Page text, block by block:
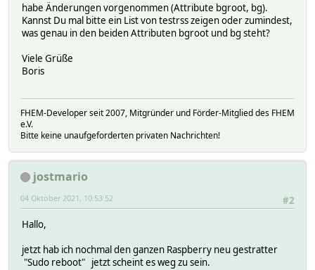
habe Änderungen vorgenommen (Attribute bgroot, bg).
Kannst Du mal bitte ein List von testrss zeigen oder zumindest,
was genau in den beiden Attributen bgroot und bg steht?
Viele Grüße
Boris
FHEM-Developer seit 2007, Mitgründer und Förder-Mitglied des FHEM
e.V.
Bitte keine unaufgeforderten privaten Nachrichten!
jostmario
#2
04 Oktober 2021, 10:53:52
Hallo,
jetzt hab ich nochmal den ganzen Raspberry neu gestratter
"Sudo reboot" jetzt scheint es weg zu sein.